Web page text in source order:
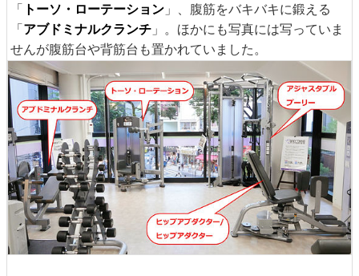
「 トーソ・ローテーション 」、腹筋をバキバキに鍛える
「アブドミナルクランチ 」。ほかにも写真には写っていま
せんが腹筋台や背筋台も置かれていました。